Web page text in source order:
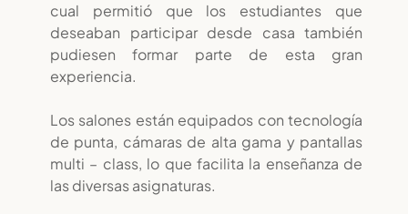
cual permitió que los estudiantes que
deseaban participar desde casa también
pudiesen formar parte de esta gran
experiencia.
Los salones están equipados con tecnología
de punta, cámaras de alta gama y pantallas
multi – class, lo que facilita la enseñanza de
las diversas asignaturas.